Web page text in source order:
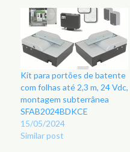
Kit para portões de batente
com folhas até 2,3 m, 24 Vdc,
montagem subterrânea
SFAB2024BDKCE
15/05/2024
Similar post